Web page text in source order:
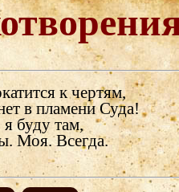
к чертям,
в пламени Суда!
буду там,
Моя. Всегда.